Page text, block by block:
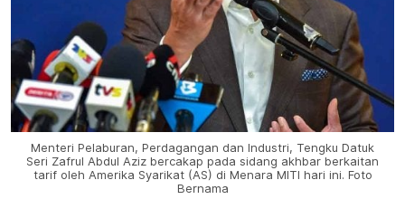
Menteri Pelaburan, Perdagangan dan Industri, Tengku Datuk
Seri Zafrul Abdul Aziz bercakap pada sidang akhbar berkaitan
tarif oleh Amerika Syarikat (AS) di Menara MITI hari ini. Foto
Bernama